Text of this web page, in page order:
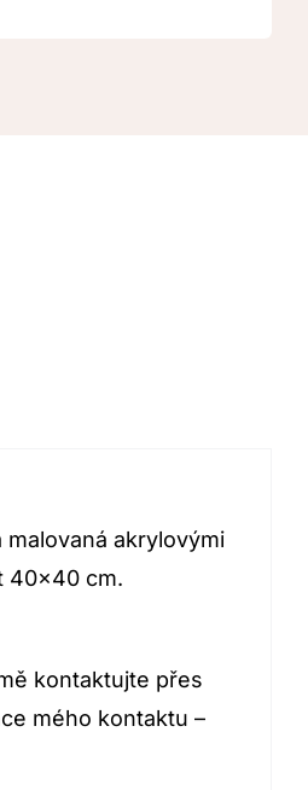
akrylovými
40×40 cm.
kontaktujte přes
mého kontaktu –